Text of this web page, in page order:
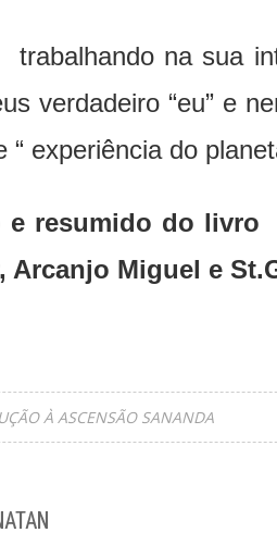
trabalhando na sua
verdadeiro “eu” e
“ experiência do
e resumido do livro
Arcanjo Miguel e
À ASCENSÃO SANANDA